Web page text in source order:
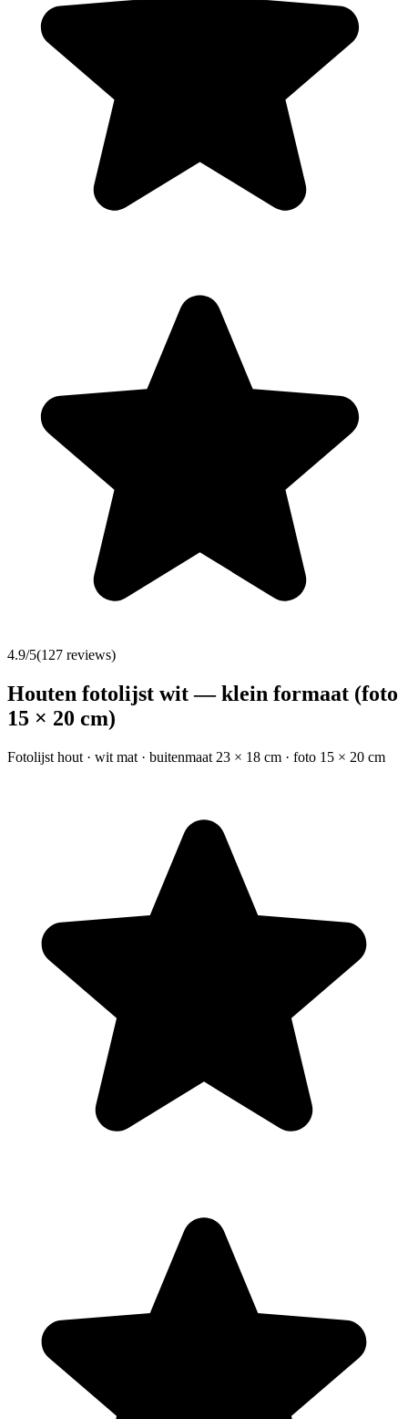
4.9/5(127 reviews)
Houten fotolijst wit — klein formaat (foto
15 × 20 cm)
Fotolijst hout · wit mat · buitenmaat 23 × 18 cm · foto 15 × 20 cm